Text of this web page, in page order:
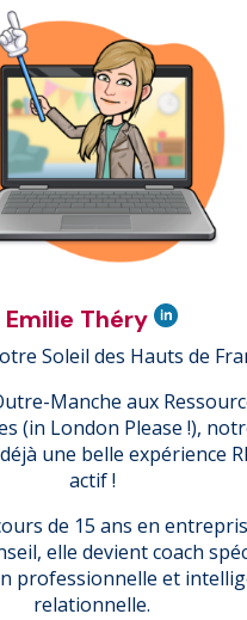
Emilie Théry
Soleil des Hauts de
Manche aux
(in London Please !),
une belle expérience
actif !
de 15 ans en
elle devient coach
professionnelle et
relationnelle.